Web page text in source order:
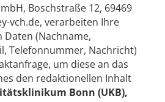
Boschstraße 12, 69469
vch.de, verarbeiten Ihre
(Nachname,
Telefonnummer, Nachricht)
um diese an das
den redaktionellen Inhalt
Bonn (UKB),